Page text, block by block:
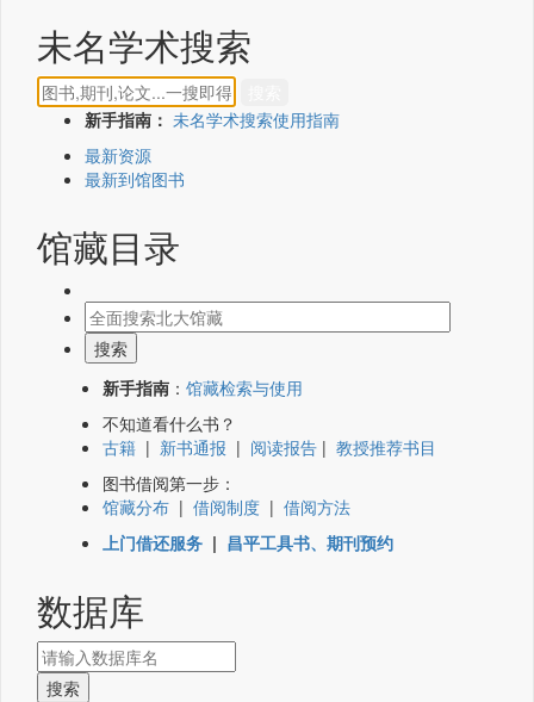
未名学术搜索
新手指南： 未名学术搜索使用指南
最新资源
最新到馆图书
馆藏目录
新手指南 ： 馆藏检索与使用
不知道看什么书？
古籍 | 新书通报 | 阅读报告 | 教授推荐书目
图书借阅第一步：
馆藏分布 | 借阅制度 | 借阅方法
上门借还服务 | 昌平工具书、期刊预约
数据库